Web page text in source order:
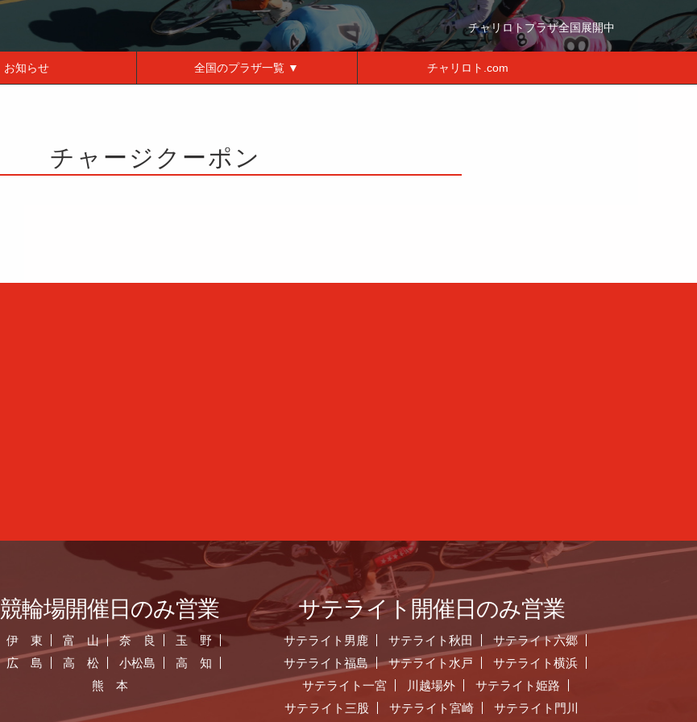
チャリロトプラザ全国展開中
お知らせ 全国のプラザ一覧 ▼ チャリロト.com
チャージクーポン
競輪場開催日のみ営業
伊 東 富 山 奈 良
玉 野
広 島
高 松 小松島
高 知
熊 本
サテライト開催日のみ営業
サテライト男鹿 サテライト秋田
サテライト六郷
サテライト福島
サテライト水戸
サテライト横浜
サテライト一宮
川越場外
サテライト姫路
サテライト三股
サテライト宮崎 サテライト門川